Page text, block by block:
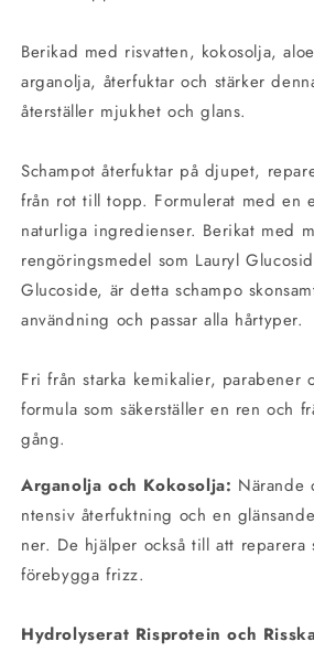
Berikad med risvatten, kokosolja,
arganolja, återfuktar och stärker
återställer mjukhet och glans.
Schampot återfuktar på djupet,
från rot till topp. Formulerat med en
naturliga ingredienser. Berikat med
rengöringsmedel som Lauryl
Glucoside, är detta schampo
användning och passar alla hårtyper.
Fri från starka kemikalier, parabener
formula som säkerställer en ren och
gång.
Arganolja och Kokosolja: Närande
ntensiv återfuktning och en
ner. De hjälper också till att reparera
förebygga frizz.
Hydrolyserat Risprotein och